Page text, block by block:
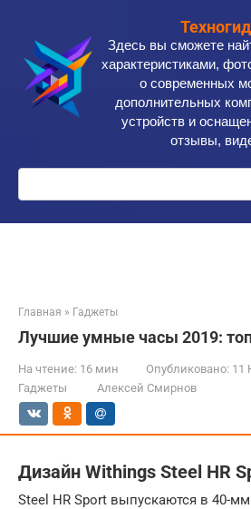
контенту
Техногид
Здесь вы сможете
характеристиками,
о современных
дополнительных
устройств и
отзывы,
Поиск:
Главная » Гаджеты
Лучшие умные часы 2019:
На чтение: 16 мин Опубликовано: 11
Гаджеты
Алексей Смирнов
Дизайн Withings Steel HR
Steel HR Sport выпускаются в 40-